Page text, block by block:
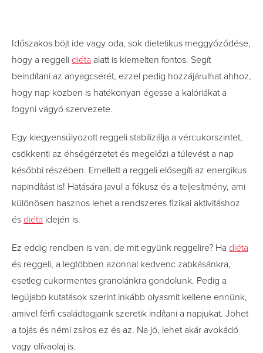
Időszakos böjt ide vagy oda, sok dietetikus meggyőződése,
hogy a reggeli diéta alatt is kiemelten fontos. Segít
beindítani az anyagcserét, ezzel pedig hozzájárulhat ahhoz,
hogy nap közben is hatékonyan égesse a kalóriákat a
fogyni vágyó szervezete.
Egy kiegyensúlyozott reggeli stabilizálja a vércukorszintet,
csökkenti az éhségérzetet és megelőzi a túlevést a nap
későbbi részében. Emellett a reggeli elősegíti az energikus
napindítást is! Hatására javul a fókusz és a teljesítmény, ami
különösen hasznos lehet a rendszeres fizikai aktivitáshoz
és diéta idején is.
Ez eddig rendben is van, de mit együnk reggelire? Ha diéta
és reggeli, a legtöbben azonnal kedvenc zabkásánkra,
esetleg cukormentes granolánkra gondolunk. Pedig a
legújabb kutatások szerint inkább olyasmit kellene ennünk,
amivel férfi családtagjaink szeretik indítani a napjukat. Jöhet
a tojás és némi zsíros ez és az. Na jó, lehet akár avokádó
vagy olívaolaj is.